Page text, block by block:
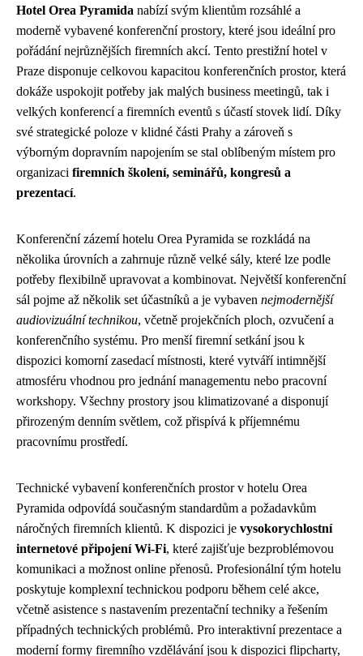
Hotel Orea Pyramida nabízí svým klientům rozsáhlé a
moderně vybavené konferenční prostory, které jsou ideální pro
pořádání nejrůznějších firemních akcí. Tento prestižní hotel v
Praze disponuje celkovou kapacitou konferenčních prostor, která
dokáže uspokojit potřeby jak malých business meetingů, tak i
velkých konferencí a firemních eventů s účastí stovek lidí. Díky
své strategické poloze v klidné části Prahy a zároveň s
výborným dopravním napojením se stal oblíbeným místem pro
organizaci firemních školení, seminářů, kongresů a
prezentací.
Konferenční zázemí hotelu Orea Pyramida se rozkládá na
několika úrovních a zahrnuje různě velké sály, které lze podle
potřeby flexibilně upravovat a kombinovat. Největší konferenční
sál pojme až několik set účastníků a je vybaven nejmodernější
audiovizuální technikou, včetně projekčních ploch, ozvučení a
konferenčního systému. Pro menší firemní setkání jsou k
dispozici komorní zasedací místnosti, které vytváří intimnější
atmosféru vhodnou pro jednání managementu nebo pracovní
workshopy. Všechny prostory jsou klimatizované a disponují
přirozeným denním světlem, což přispívá k příjemnému
pracovnímu prostředí.
Technické vybavení konferenčních prostor v hotelu Orea
Pyramida odpovídá současným standardům a požadavkům
náročných firemních klientů. K dispozici je vysokorychlostní
internetové připojení Wi-Fi, které zajišťuje bezproblémovou
komunikaci a možnost online přenosů. Profesionální tým hotelu
poskytuje komplexní technickou podporu během celé akce,
včetně asistence s nastavením prezentační techniky a řešením
případných technických problémů. Pro interaktivní prezentace a
moderní formy firemního vzdělávání jsou k dispozici flipcharty,